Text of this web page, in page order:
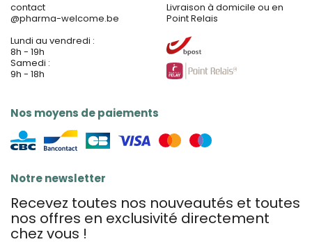
contact
@pharma-welcome.be
Lundi au vendredi :
8h - 19h
Samedi :
9h - 18h
Nos moyens de paiements
Livraison à domicile ou en
Point Relais
Notre newsletter
Recevez toutes nos nouveautés et toutes
nos offres en exclusivité directement
chez vous !